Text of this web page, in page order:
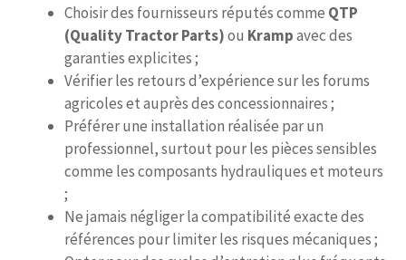
Choisir des fournisseurs réputés comme QTP
(Quality Tractor Parts)ou Krampavec des
garanties explicites ;
Vérifier les retours d’expérience sur les forums
agricoles et auprès des concessionnaires ;
Préférer une installation réalisée par un
professionnel, surtout pour les pièces sensibles
comme les composants hydrauliques et moteurs
;
Ne jamais négliger la compatibilité exacte des
références pour limiter les risques mécaniques ;